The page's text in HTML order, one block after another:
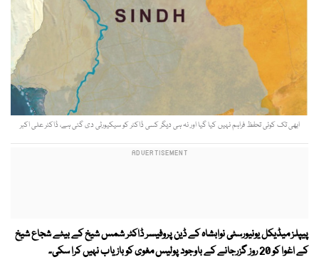
ابھی تک کوئی تحفظ فراہم نہیں کیا گیا اور نہ ہی دیگر کسی ڈاکٹر کو سیکیورٹی دی گئی ہے، ڈاکٹر علی اکبر
پیپلز میڈیکل یونیورسٹی نوابشاہ کے ڈین پروفیسر ڈاکٹر شمس شیخ کے بیٹے شجاع شیخ
کے اغوا کو 20 روز گزرجانے کے باوجود پولیس مغوی کو بازیاب نہیں کرا سکی۔